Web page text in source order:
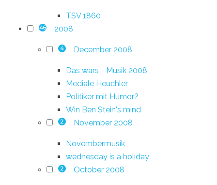
TSV 1860
46 2008
4 December 2008
Das wars - Musik 2008
Mediale Heuchler
Politiker mit Humor?
Win Ben Stein's mind
2 November 2008
Novembermusik
wednesday is a holiday
2 October 2008